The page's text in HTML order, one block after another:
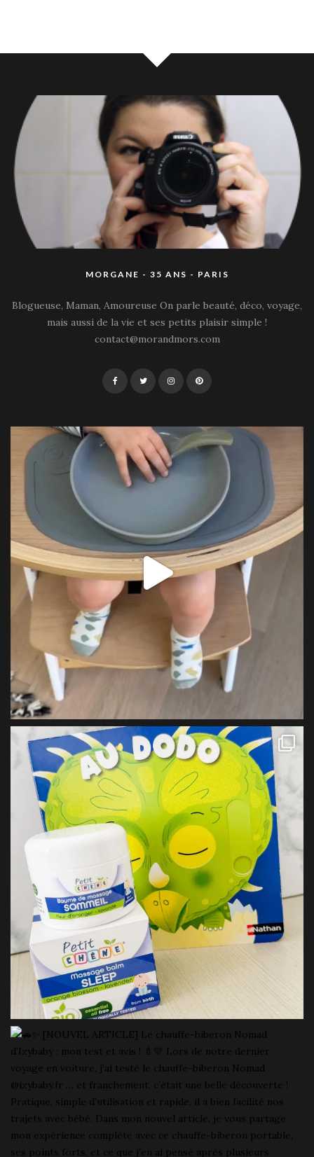
MORGANE - 35 ANS - PARIS
Blogueuse, Maman, Amoureuse On parle beauté, déco, voyage,
mais aussi de la vie et ses petits plaisir simple !
contact@morandmors.com